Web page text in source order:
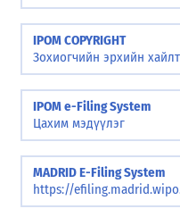
IPOM COPYRIGHT
Зохиогчийн эрхийн
IPOM e-Filing System
Цахим мэдүүлэг
MADRID E-Filing System
https://